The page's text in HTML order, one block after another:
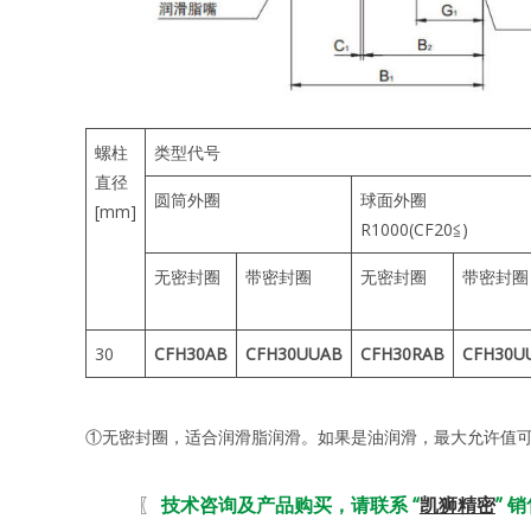
螺柱
直径
[mm]
类型代号
圆筒外圈
球面外圈
R1000(CF20≦)
无密封圈 带密封圈 无密封圈 带密封圈
30 CFH30AB CFH30UUAB CFH30RAB
①无密封圈，适合润滑脂润滑。如果是油润滑，最大允许值
〖 技术咨询及产品购买，请联系 “凯狮精密”